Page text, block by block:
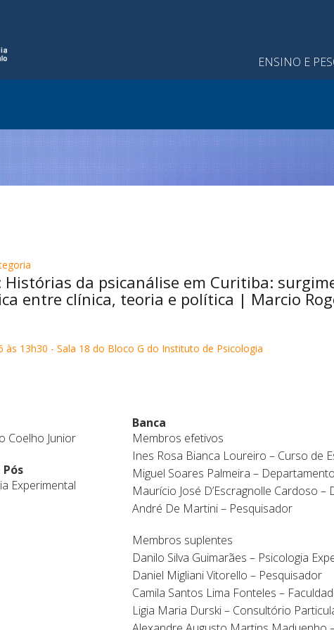
ENSINO E
Histórias da psicanálise em Curitiba:
entre clínica, teoria e política | Marcio
às 13h30 - Sala 18 do Bloco G do Instituto de Psicologia
Coelho Junior
Experimental
Banca
Membros efetivos
Ines Rosa Bianca Loureiro – Curso de
Miguel Soares Palmeira –
Maurício José D’Escragnolle Cardoso
André De Martini – Pesquisador
Membros suplentes
Danilo Silva Guimarães – Psicologia
Daniel Migliani Vitorello – Pesquisador
Camila Santos Lima Fonteles –
Ligia Maria Durski – Consultório